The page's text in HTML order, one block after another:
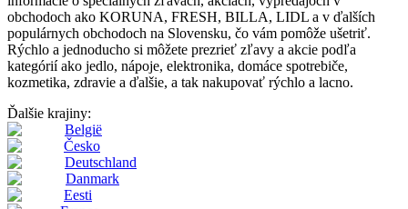
obchodoch ako KORUNA, FRESH, BILLA, LIDL a v ďalších
populárnych obchodoch na Slovensku, čo vám pomôže ušetriť.
Rýchlo a jednoducho si môžete prezrieť zľavy a akcie podľa
kategórií ako jedlo, nápoje, elektronika, domáce spotrebiče,
kozmetika, zdravie a ďalšie, a tak nakupovať rýchlo a lacno.
Ďalšie krajiny:
België
Česko
Deutschland
Danmark
Eesti